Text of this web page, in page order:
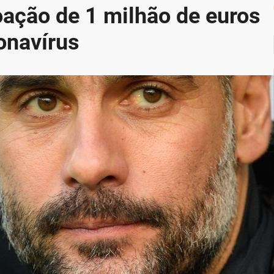
de 1 milhão de euros